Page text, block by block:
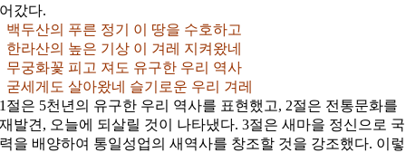
어갔다.
백두산의 푸른 정기 이 땅을 수호하고
한라산의 높은 기상 이 겨레 지켜왔네
무궁화꽃 피고 져도 유구한 우리 역사
굳세게도 살아왔네 슬기로운 우리 겨레
1절은 5천년의 유구한 우리 역사를 표현했고, 2절은 전통문화를
재발견, 오늘에 되살릴 것이 나타냈다. 3절은 새마을 정신으로 국
력을 배양하여 통일성업의 새역사를 창조할 것을 강조했다. 이렇